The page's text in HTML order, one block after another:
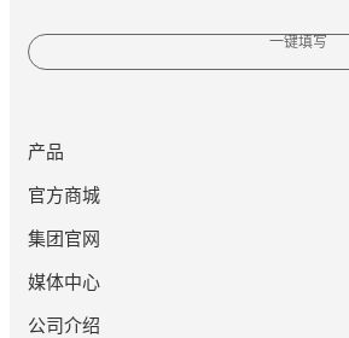
一键填写
产品
官方商城
集团官网
媒体中心
公司介绍